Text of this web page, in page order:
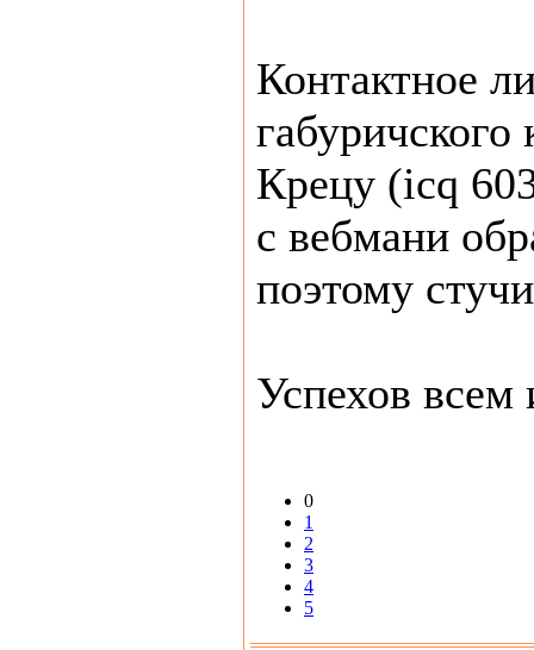
Контактное
Крецу (icq
с вебмани
поэтому
Успехов
0
1
2
3
4
5